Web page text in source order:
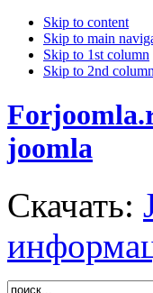
Skip to content
Skip to main
Skip to 1st column
Skip to 2nd column
joomla
Скачать: